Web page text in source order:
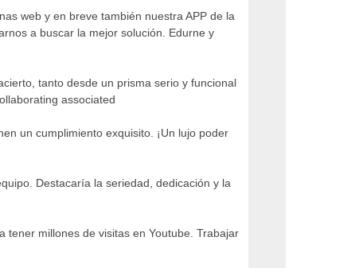
web y en breve también nuestra APP de la
a buscar la mejor solución. Edurne y
tanto desde un prisma serio y funcional
associated
un cumplimiento exquisito. ¡Un lujo poder
Destacaría la seriedad, dedicación y la
tener millones de visitas en Youtube. Trabajar